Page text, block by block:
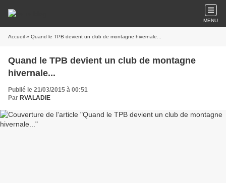
MENU
Accueil » Quand le TPB devient un club de montagne hivernale...
Quand le TPB devient un club de montagne
hivernale...
Publié le 21/03/2015 à 00:51
Par RVALADIE